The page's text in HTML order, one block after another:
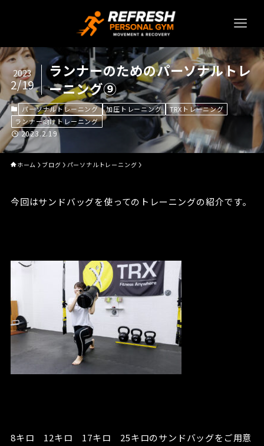
ランナーのためのパーソナルトレ
ーニング⑨
2023
2/19
パーソナルトレーニング 加圧トレーニング
TRXトレーニング
ランナー向けトレーニング
2023.2.19
ホーム ブログ パーソナルトレーニング
今回はサンドバッグを使ってのトレーニングの紹介です。
8キロ 12キロ 17キロ 25キロのサンドバッグをご用意